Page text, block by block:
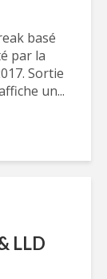
basé
par la
Sortie
un...
LLD